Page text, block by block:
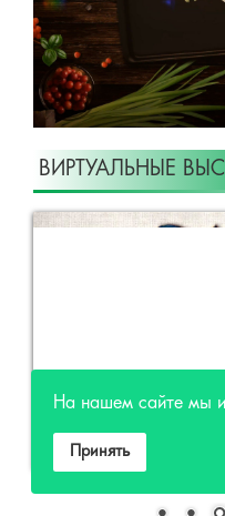
ВИРТУАЛЬНЫЕ
На нашем сайте мы
Принять